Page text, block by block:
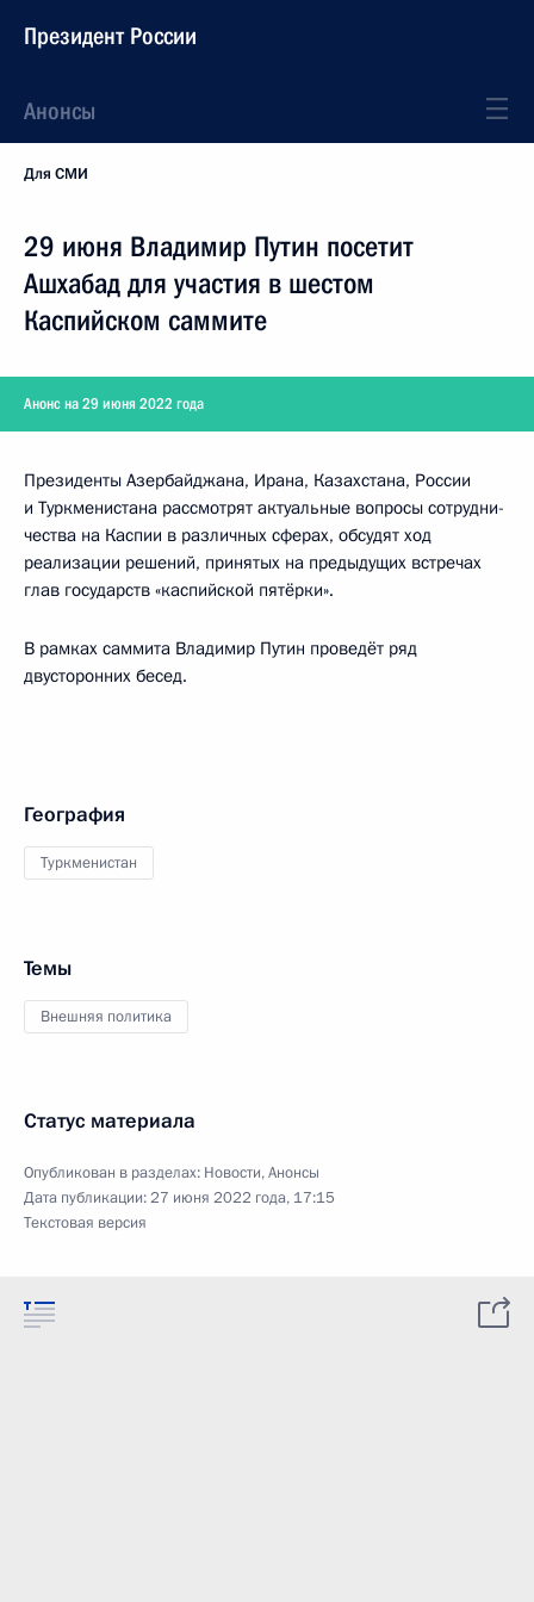
Президент России
Анонсы
Для СМИ
29 июня Владимир Путин посетит
Ашхабад для участия в шестом
Каспийском саммите
Анонс на 29 июня 2022 года
Президенты Азербайджана, Ирана, Казах­ста­на, России
и Туркме­нистана рассмотрят актуальные вопросы сотрудни­
чества на Каспии в различных сферах, обсудят ход
реализации решений, принятых на предыдущих встречах
глав государств «каспийской пятёрки».
В рамках саммита Владимир Путин проведёт ряд
двусторонних бесед.
География
Туркменистан
Темы
Внешняя политика
Статус материала
Опубликован в разделах: Новости,Анонсы
Дата публикации:27 июня 2022 года, 17:15
Текстовая версия